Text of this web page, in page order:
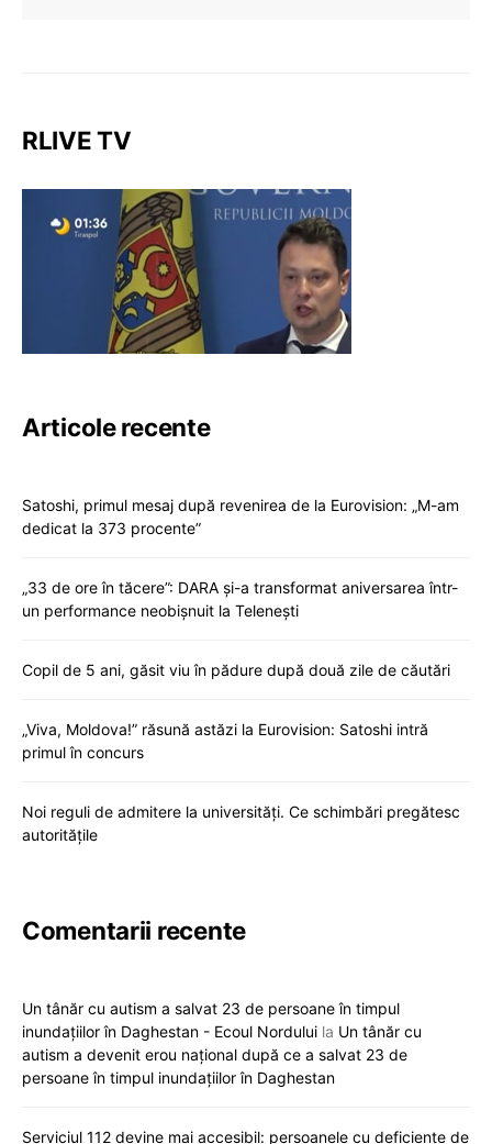
RLIVE TV
Articole recente
Satoshi, primul mesaj după revenirea de la Eurovision: „M-am
dedicat la 373 procente”
„33 de ore în tăcere”: DARA și-a transformat aniversarea într-
un performance neobișnuit la Telenești
Copil de 5 ani, găsit viu în pădure după două zile de căutări
„Viva, Moldova!” răsună astăzi la Eurovision: Satoshi intră
primul în concurs
Noi reguli de admitere la universități. Ce schimbări pregătesc
autoritățile
Comentarii recente
Un tânăr cu autism a salvat 23 de persoane în timpul
inundațiilor în Daghestan - Ecoul Nordului la Un tânăr cu
autism a devenit erou național după ce a salvat 23 de
persoane în timpul inundațiilor în Daghestan
Serviciul 112 devine mai accesibil: persoanele cu deficiențe de